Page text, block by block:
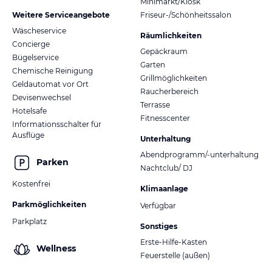
Weitere Serviceangebote
Wäscheservice
Concierge
Bügelservice
Chemische Reinigung
Geldautomat vor Ort
Devisenwechsel
Hotelsafe
Informationsschalter für
Ausflüge
Parken
Kostenfrei
Parkmöglichkeiten
Parkplatz
Wellness
Friseur-/Schönheitssalon
Räumlichkeiten
Gepäckraum
Garten
Grillmöglichkeiten
Raucherbereich
Terrasse
Fitnesscenter
Unterhaltung
Abendprogramm/-unterhaltung
Nachtclub/ DJ
Klimaanlage
Verfügbar
Sonstiges
Erste-Hilfe-Kasten
Feuerstelle (außen)